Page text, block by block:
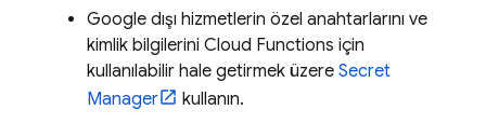
Google dışı hizmetlerin özel anahtarlarını ve
kimlik bilgilerini Cloud Functions için
kullanılabilir hale getirmek üzere Secret
Manager
kullanın.